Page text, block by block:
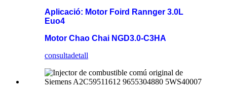
Aplicació: Motor Foird Rannger 3.0L
Euo4
Motor Chao Chai NGD3.0-C3HA
consultadetall